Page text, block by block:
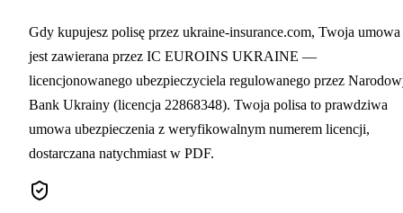
Gdy kupujesz polisę przez ukraine-insurance.com, Twoja umowa
jest zawierana przez IC EUROINS UKRAINE —
licencjonowanego ubezpieczyciela regulowanego przez
Bank Ukrainy (licencja 22868348). Twoja polisa to prawdziwa
umowa ubezpieczenia z weryfikowalnym numerem licencji,
dostarczana natychmiast w PDF.